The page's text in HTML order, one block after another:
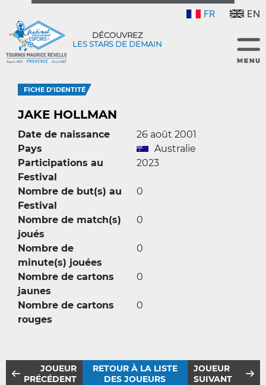
FR EN
DÉCOUVREZ
LES STARS DE DEMAIN
FICHE D'IDENTITÉ
JAKE HOLLMAN
Date de naissance
26 août 2001
Pays
Australie
Participations au
Festival
2023
Nombre de but(s) au
Festival
0
Nombre de match(s)
joués
0
Nombre de
minute(s) jouées
0
Nombre de cartons
jaunes
0
Nombre de cartons
rouges
0
JOUEUR
PRÉCÉDENT
RETOUR À LA LISTE
DES JOUEURS
JOUEUR
SUIVANT